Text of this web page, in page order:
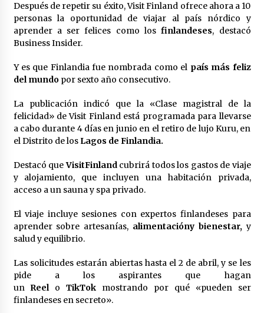
Cae operador financiero del Cártel del Noreste
en Mérida; incautan 15 autos de lujo
Detienen a funcionario por presunto homicidio
3 semanas atrás
CNTE anuncia paso gratuito en peajes de CDMX
y acciones en 20 estados
Laura Itzel Castillo será la nueva secretaria de
las Mujeres, anuncia Sheinbaum
Sheinbaum descarta reunión entre CNTE y
Segob: «ya dimos nuestras propuestas»
Zar antidrogas de EE.UU.: “vamos por los
políticos mexicanos que protegen al narco”
2 meses atrás
Después de repetir su éxito, Visit Finland ofrece ahora a 10
personas la oportunidad de viajar al país nórdico y
aprender a ser felices como losfinlandeses, destacó
Business Insider.
Y es que Finlandia fue nombrada como el país más feliz
del mundopor sexto año consecutivo.
La publicación indicó que la «Clase magistral de la
felicidad» de Visit Finland está programada para llevarse
a cabo durante 4 días en junio en el retiro de lujo Kuru, en
el Distrito de los Lagos de Finlandia.
Destacó queVisitFinlandcubrirá todos los gastos de viaje
y alojamiento, que incluyen una habitación privada,
acceso a un sauna y spa privado.
El viaje incluye sesiones con expertos finlandeses para
aprender sobre artesanías, alimentacióny bienestar,y
salud y equilibrio.
Las solicitudes estarán abiertas hasta el 2 de abril, y se les
pide a los aspirantes que hagan
un ReeloTikTok mostrando por qué «pueden ser
finlandeses en secreto».